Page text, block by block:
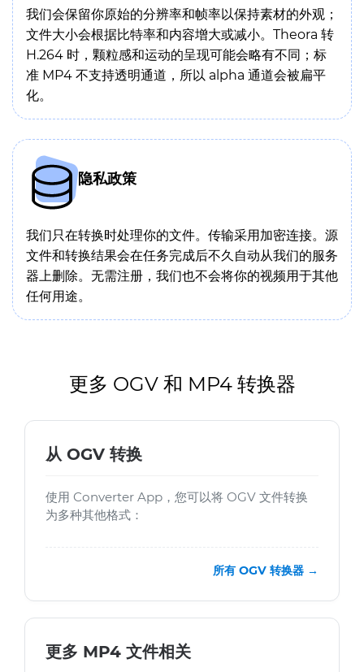
我们会保留你原始的分辨率和帧率以保持素材的外观；
文件大小会根据比特率和内容增大或减小。Theora 转
H.264 时，颗粒感和运动的呈现可能会略有不同；标
准 MP4 不支持透明通道，所以 alpha 通道会被扁平
化。
隐私政策
我们只在转换时处理你的文件。传输采用加密连接。源
文件和转换结果会在任务完成后不久自动从我们的服务
器上删除。无需注册，我们也不会将你的视频用于其他
任何用途。
更多 OGV 和 MP4 转换器
从 OGV 转换
使用 Converter App，您可以将 OGV 文件转换
为多种其他格式：
所有 OGV 转换器 →
更多 MP4 文件相关